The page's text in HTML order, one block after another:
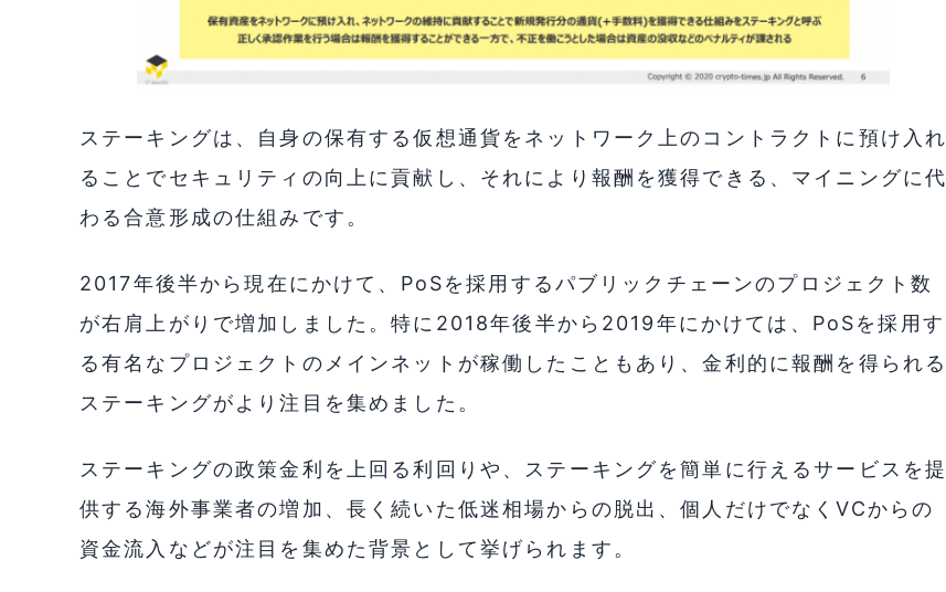
ステーキングは、自身の保有する仮想通貨をネットワーク上のコントラクトに預け入れ
ることでセキュリティの向上に貢献し、それにより報酬を獲得できる、マイニングに代
わる合意形成の仕組みです。
2017年後半から現在にかけて、PoSを採用するパブリックチェーンのプロジェクト数
が右肩上がりで増加しました。特に2018年後半から2019年にかけては、PoSを採用す
る有名なプロジェクトのメインネットが稼働したこともあり、金利的に報酬を得られる
ステーキングがより注目を集めました。
ステーキングの政策金利を上回る利回りや、ステーキングを簡単に行えるサービスを提
供する海外事業者の増加、長く続いた低迷相場からの脱出、個人だけでなくVCからの
資金流入などが注目を集めた背景として挙げられます。